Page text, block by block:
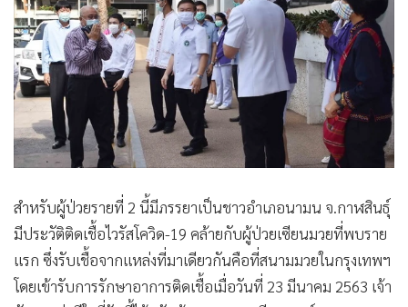
สำหรับผู้ป่วยรายที่ 2 นี้มีภรรยาเป็นชาวอำเภอนามน จ.กาฬสินธุ์
มีประวัติติดเชื้อไวรัสโควิด-19 คล้ายกับผู้ป่วยเซียนมวยที่พบราย
แรก ซึ่งรับเชื้อจากแหล่งที่มาเดียวกันคือที่สนามมวยในกรุงเทพฯ
โดยเข้ารับการรักษาอาการติดเชื้อเมื่อวันที่ 23 มีนาคม 2563 เจ้า